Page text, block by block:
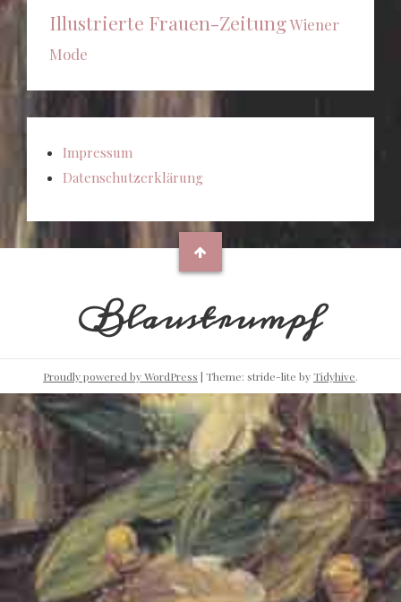
Illustrierte Frauen-ZeitungWiener
Mode
Impressum
Datenschutzerklärung
Blaustrumpf
Proudly powered by WordPress | Theme: stride-lite byTidyhive.